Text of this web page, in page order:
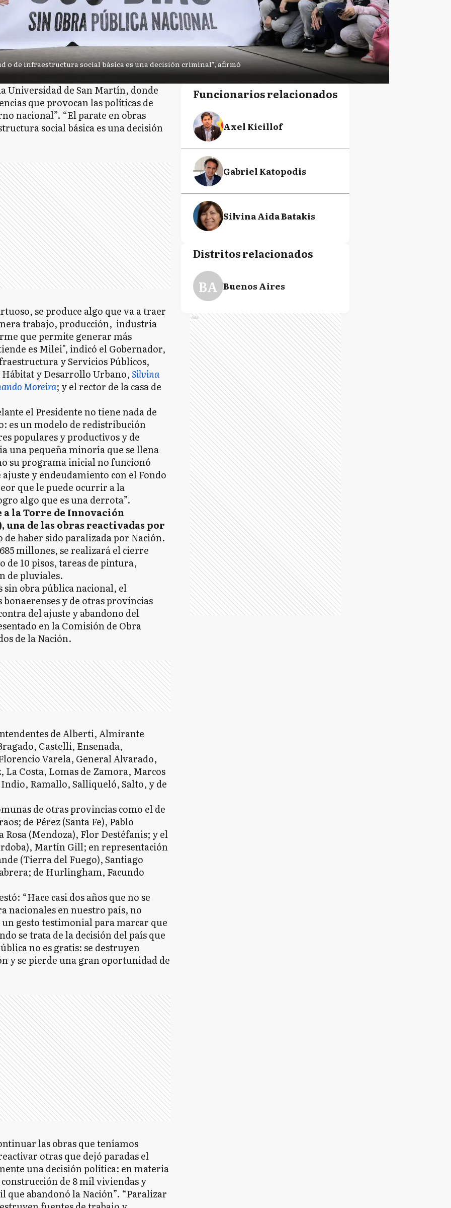
o de infraestructura social básica es una decisión criminal”, afirmó
Universidad de San Martín, donde
que provocan las políticas de
nacional”. “El parate en obras
social básica es una decisión
se produce algo que va a traer
trabajo, producción, industria
que permite generar más
es Milei", indicó el Gobernador,
y Servicios Públicos,
y Desarrollo Urbano,Silvina
Moreira; y el rector de la casa de
el Presidente no tiene nada de
es un modelo de redistribución
populares y productivos y de
una pequeña minoría que se llena
su programa inicial no funcionó
y endeudamiento con el Fondo
que le puede ocurrir a la
algo que es una derrota”.
a la Torre de Innovación
una de las obras reactivadas por
de haber sido paralizada por Nación.
millones, se realizará el cierre
10 pisos, tareas de pintura,
de pluviales.
obra pública nacional, el
y de otras provincias
del ajuste y abandono del
en la Comisión de Obra
de la Nación.
de Alberti, Almirante
Castelli, Ensenada,
Varela, General Alvarado,
La Costa, Lomas de Zamora, Marcos
Ramallo, Salliqueló, Salto, y de
de otras provincias como el de
de Pérez (Santa Fe), Pablo
(Mendoza), Flor Destéfanis; y el
Martín Gill; en representación
(Tierra del Fuego), Santiago
de Hurlingham, Facundo
“Hace casi dos años que no se
nacionales en nuestro país, no
un gesto testimonial para marcar que
se trata de la decisión del país que
no es gratis: se destruyen
y se pierde una gran oportunidad de
las obras que teníamos
otras que dejó paradas el
una decisión política: en materia
de 8 mil viviendas y
que abandonó la Nación”. “Paralizar
Funcionarios relacionados
Axel Kicillof
Gabriel Katopodis
Silvina Aida Batakis
Distritos relacionados
BA Buenos Aires
Ads